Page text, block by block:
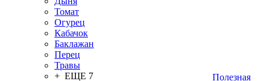
Томат
Огурец
Кабачок
Баклажан
Перец
Травы
+ ЕЩЕ 7
Полезная